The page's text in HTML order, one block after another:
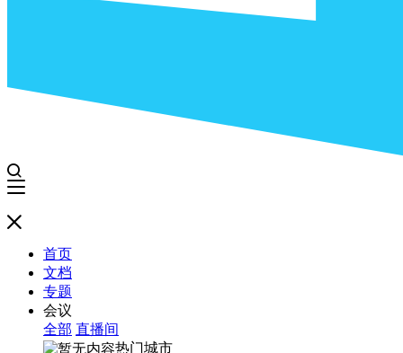
首页
文档
专题
会议
全部 直播间
热门城市